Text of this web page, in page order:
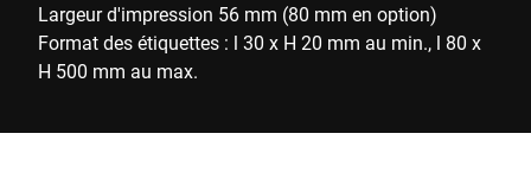
Largeur d'impression 56 mm (80 mm en option)
Format des étiquettes : l 30 x H 20 mm au min., l 80 x
H 500 mm au max.